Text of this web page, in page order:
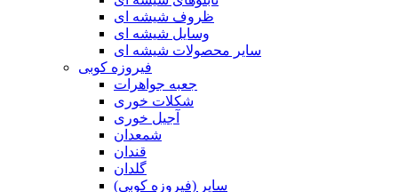
ظروف شیشه ای
وسایل شیشه ای
سایر محصولات شیشه ای
فیروزه کوبی
جعبه جواهرات
شکلات خوری
آجیل خوری
شمعدان
قندان
گلدان
سایر (فیروزه کوبی)